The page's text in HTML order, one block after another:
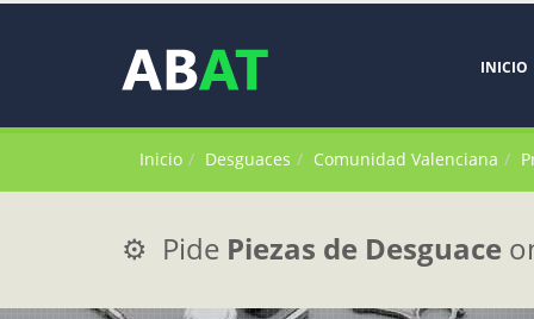
INICIO
Inicio Desguaces Comunidad Valenciana
⚙️ Pide Piezas de Desguace